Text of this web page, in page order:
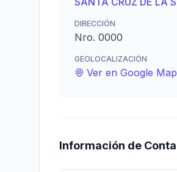
DIRECCIÓN
Nro. 0000
GEOLOCALIZACIÓN
Ver en Google
Información de